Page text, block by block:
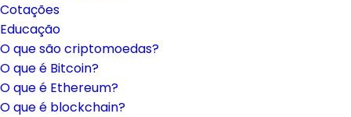
Cotações
Educação
O que são criptomoedas?
O que é Bitcoin?
O que é Ethereum?
O que é blockchain?